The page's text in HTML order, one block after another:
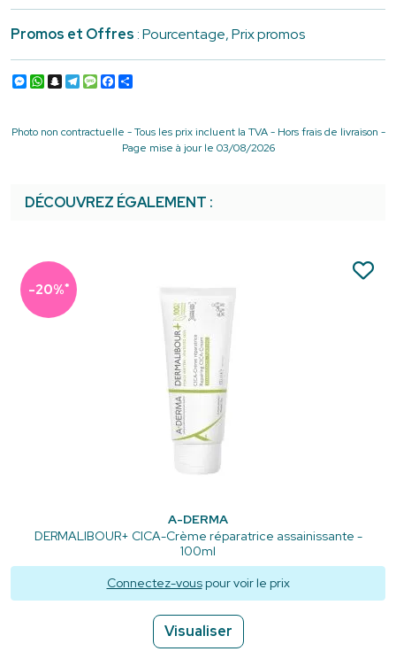
Promos et Offres : Pourcentage, Prix promos
Messenger
WhatsApp
Snapchat
Telegram
Message
Facebook
Photo non contractuelle - Tous les prix incluent la TVA - Hors frais de livraison -
Page mise à jour le 03/08/2026
DÉCOUVREZ ÉGALEMENT :
-20%*
A-DERMA
DERMALIBOUR+ CICA-Crème réparatrice assainissante -
100ml
Connectez-vouspour voir le prix
Visualiser